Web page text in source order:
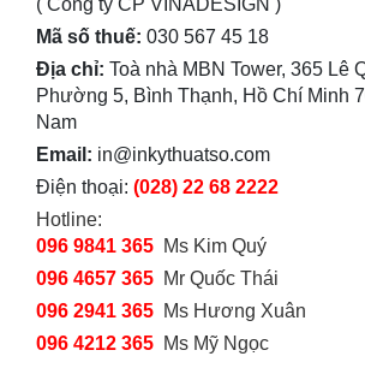
( Công ty CP VINADESIGN )
Mã số thuế: 030 567 45 18
Địa chỉ: Toà nhà MBN Tower, 365 Lê
Phường 5, Bình Thạnh, Hồ Chí Minh
Nam
Email: in@inkythuatso.com
Điện thoại: (028) 22 68 2222
Hotline:
096 9841 365 Ms Kim Quý
096 4657 365 Mr Quốc Thái
096 2941 365 Ms Hương Xuân
096 4212 365 Ms Mỹ Ngọc